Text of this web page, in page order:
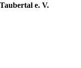
e. V.